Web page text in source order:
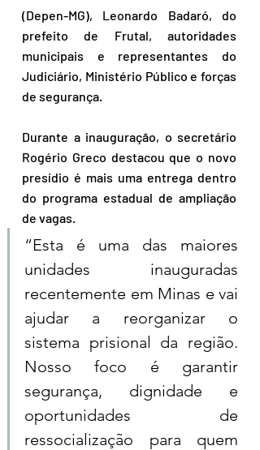
(Depen-MG), Leonardo Badaró, do
prefeito de Frutal, autoridades
municipais e representantes do
Judiciário, Ministério Público e forças
de segurança.
Durante a inauguração, o secretário
Rogério Greco destacou que o novo
presídio é mais uma entrega dentro
do programa estadual de ampliação
de vagas.
“Esta é uma das maiores
unidades inauguradas
recentemente em Minas e vai
ajudar a reorganizar o
sistema prisional da região.
Nosso foco é garantir
segurança, dignidade e
oportunidades de
ressocialização para quem